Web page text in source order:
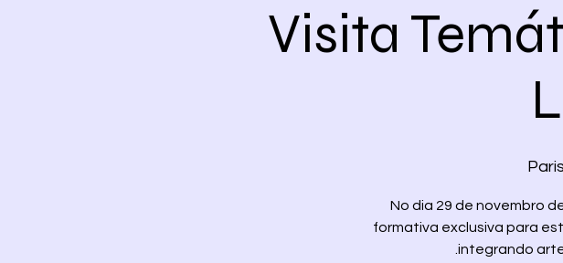
Visita
Paris
No dia 29 de novembro
formativa exclusiva para